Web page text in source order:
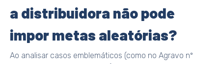
a distribuidora não pode
impor metas aleatórias?
Ao analisar casos emblemáticos (como no Agravo nº